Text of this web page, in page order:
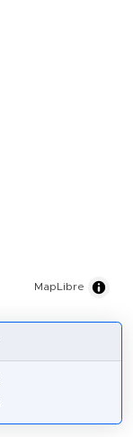
MapLibre